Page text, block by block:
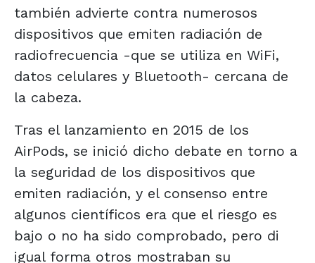
también advierte contra numerosos
dispositivos que emiten radiación de
radiofrecuencia -que se utiliza en WiFi,
datos celulares y Bluetooth- cercana de
la cabeza.
Tras el lanzamiento en 2015 de los
AirPods, se inició dicho debate en torno a
la seguridad de los dispositivos que
emiten radiación, y el consenso entre
algunos científicos era que el riesgo es
bajo o no ha sido comprobado, pero di
igual forma otros mostraban su